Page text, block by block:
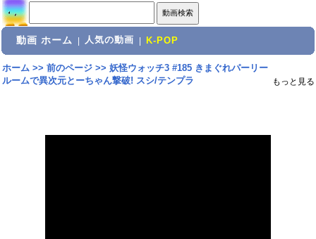
動画 ホーム 人気の動画 K-POP
ホーム>> 前のページ>> 妖怪ウォッチ3 #185 きまぐれパーリー
ルームで異次元とーちゃん撃破! スシ/テンプラ
もっと見る